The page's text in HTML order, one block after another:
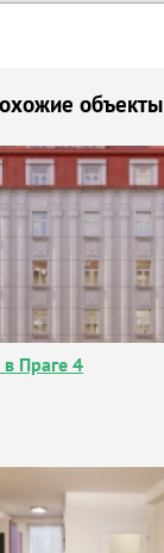
объекты
Праге 4